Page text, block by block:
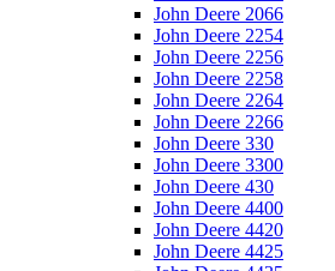
John Deere 2066
John Deere 2254
John Deere 2256
John Deere 2258
John Deere 2264
John Deere 2266
John Deere 330
John Deere 3300
John Deere 430
John Deere 4400
John Deere 4420
John Deere 4425